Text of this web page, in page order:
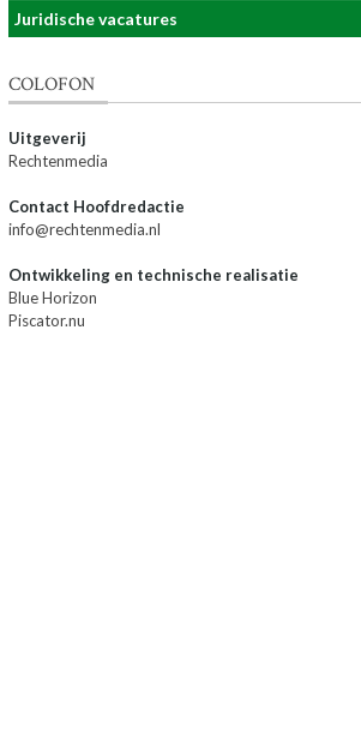
Juridische vacatures
COLOFON
Uitgeverij
Rechtenmedia
Contact Hoofdredactie
info@rechtenmedia.nl
Ontwikkeling en technische realisatie
Blue Horizon
Piscator.nu